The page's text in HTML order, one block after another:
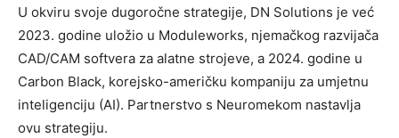
U okviru svoje dugoročne strategije, DN Solutions je već
2023. godine uložio u Moduleworks, njemačkog razvijača
CAD/CAM softvera za alatne strojeve, a 2024. godine u
Carbon Black, korejsko-američku kompaniju za umjetnu
inteligenciju (AI). Partnerstvo s Neuromekom nastavlja
ovu strategiju.